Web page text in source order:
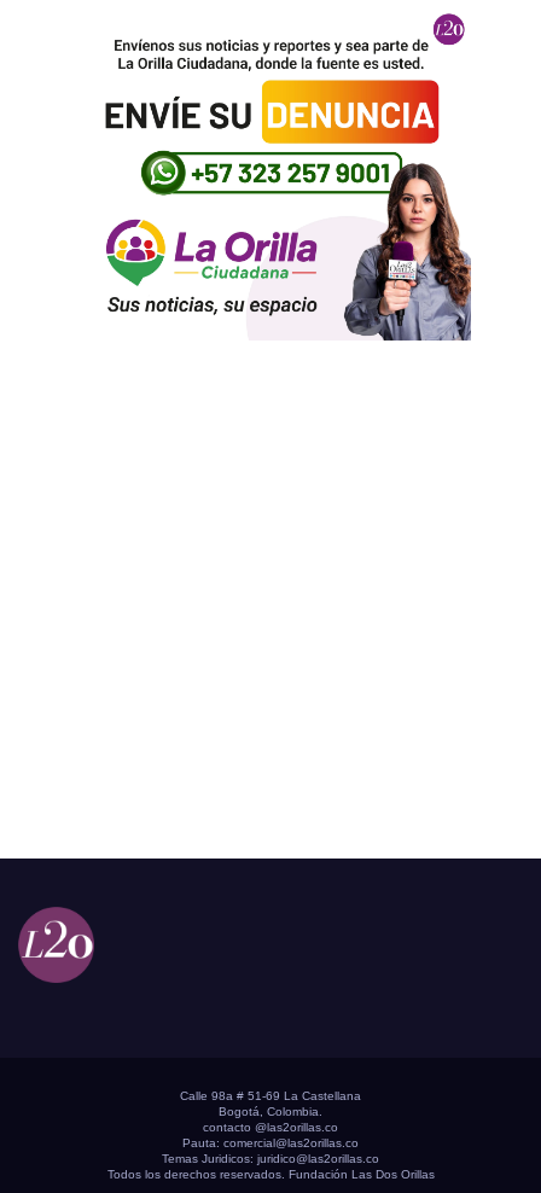
Calle 98a # 51-69 La Castellana
Bogotá, Colombia.
contacto @las2orillas.co
Pauta: comercial@las2orillas.co
Temas Juridicos: juridico@las2orillas.co
Todos los derechos reservados. Fundación Las Dos Orillas